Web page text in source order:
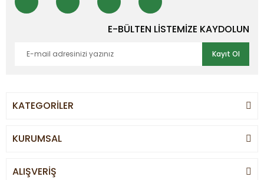
E-BÜLTEN LİSTEMİZE KAYDOLUN
Kayıt Ol
KATEGORİLER
KURUMSAL
ALIŞVERİŞ